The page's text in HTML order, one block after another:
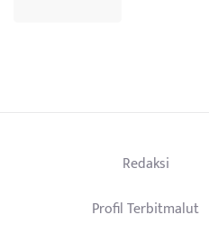
Redaksi
Profil Terbitmalut